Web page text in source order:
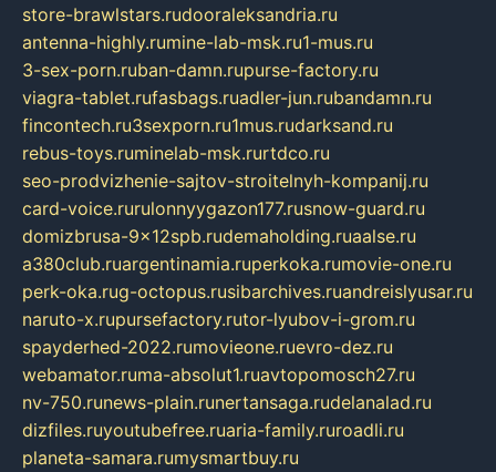
store-brawlstars.rudooraleksandria.ru
antenna-highly.rumine-lab-msk.ru1-mus.ru
3-sex-porn.ruban-damn.rupurse-factory.ru
viagra-tablet.rufasbags.ruadler-jun.rubandamn.ru
fincontech.ru3sexporn.ru1mus.rudarksand.ru
rebus-toys.ruminelab-msk.rurtdco.ru
seo-prodvizhenie-sajtov-stroitelnyh-kompanij.ru
card-voice.rurulonnyygazon177.rusnow-guard.ru
domizbrusa-9x12spb.rudemaholding.ruaalse.ru
a380club.ruargentinamia.ruperkoka.rumovie-one.ru
perk-oka.rug-octopus.rusibarchives.ruandreislyusar.ru
naruto-x.rupursefactory.rutor-lyubov-i-grom.ru
spayderhed-2022.rumovieone.ruevro-dez.ru
webamator.ruma-absolut1.ruavtopomosch27.ru
nv-750.runews-plain.runertansaga.rudelanalad.ru
dizfiles.ruyoutubefree.ruaria-family.ruroadli.ru
planeta-samara.rumysmartbuy.ru